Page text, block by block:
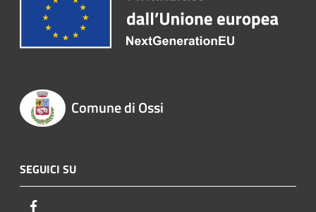
Comune di Ossi
SEGUICI SU